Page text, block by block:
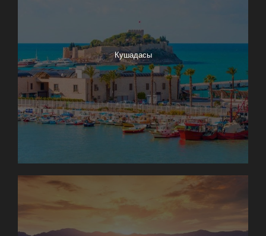
Кушадасы